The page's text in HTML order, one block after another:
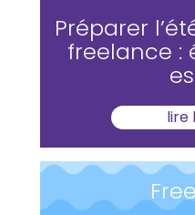
Préparer
freelance :
lire